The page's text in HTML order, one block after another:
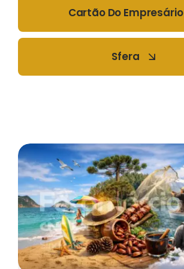
Cartão Do Empresário
Sfera